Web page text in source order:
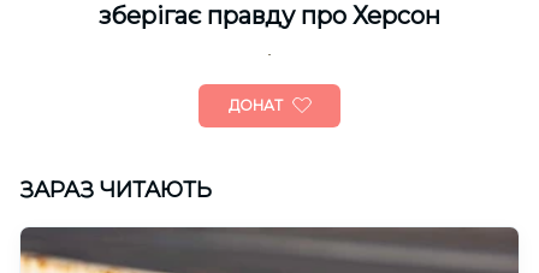
зберігає правду про Херсон
ДОНАТ
ЗАРАЗ ЧИТАЮТЬ